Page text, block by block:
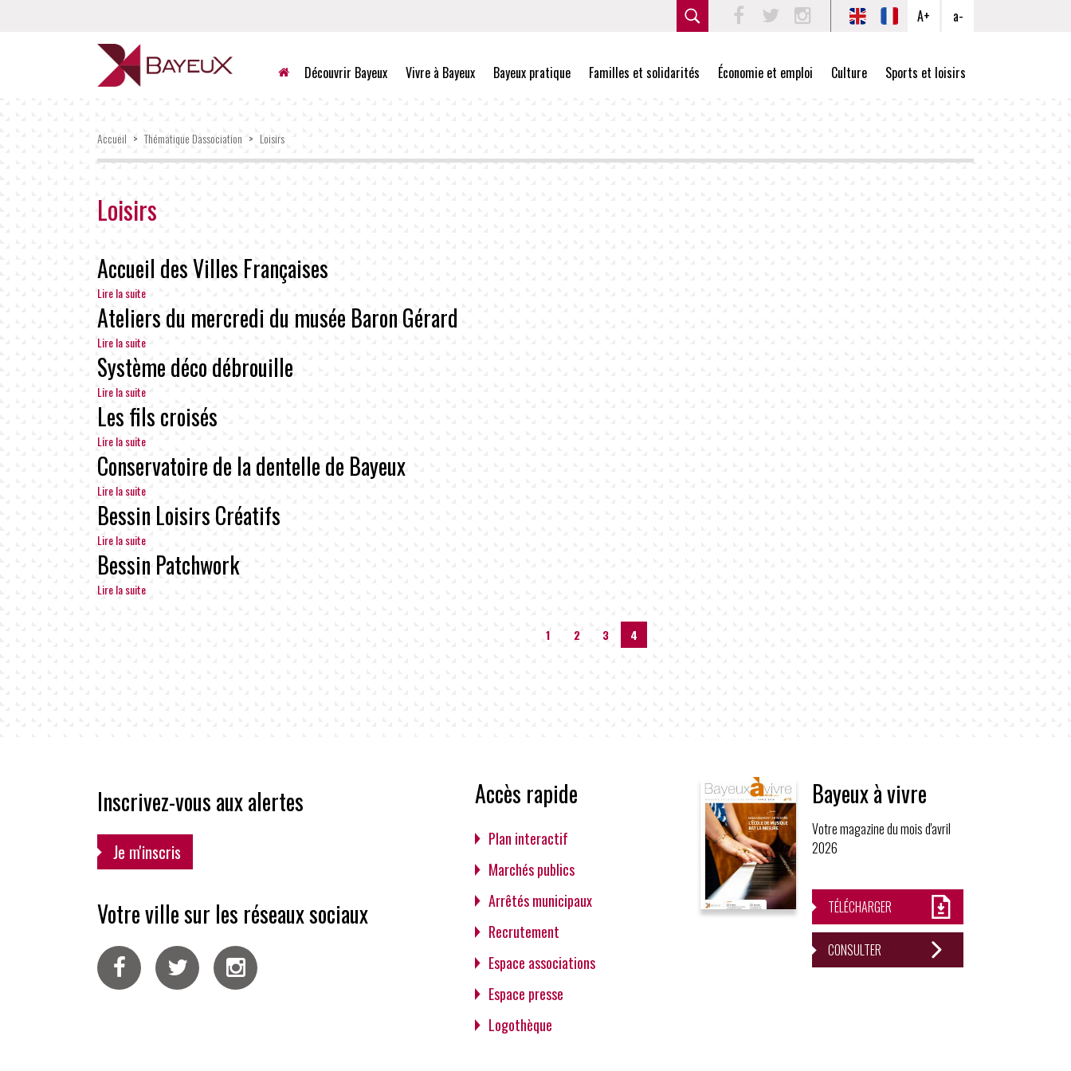
A+ a-
AccueilDécouvrir Bayeux Vivre à Bayeux Bayeux pratique Familles et solidarités Économie et emploi Culture Sports et loisirs
Accueil > Thématique Dassociation > Loisirs
Loisirs
Accueil des Villes Françaises
Lire la suite
Ateliers du mercredi du musée Baron Gérard
Lire la suite
Système déco débrouille
Lire la suite
Les fils croisés
Lire la suite
Conservatoire de la dentelle de Bayeux
Lire la suite
Bessin Loisirs Créatifs
Lire la suite
Bessin Patchwork
Lire la suite
1 2 3 4
Inscrivez-vous aux alertes
Je m'inscris
Votre ville sur les réseaux sociaux
Accès rapide
Plan interactif
Marchés publics
Arrêtés municipaux
Recrutement
Espace associations
Espace presse
Logothèque
Bayeux à vivre
Votre magazine du mois d'avril
2026
TÉLÉCHARGER
CONSULTER